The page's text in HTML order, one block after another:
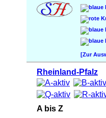
[Zur
Rheinland-Pfalz
A bis Z